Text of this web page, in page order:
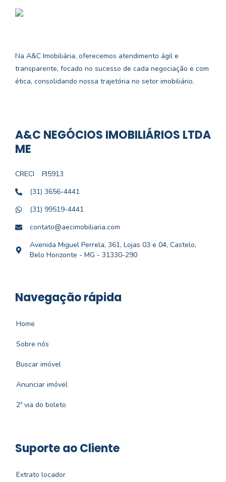
Na A&C Imobiliária, oferecemos atendimento ágil e
transparente, focado no sucesso de cada negociação e com
ética, consolidando nossa trajetória no setor imobiliário.
A&C NEGÓCIOS IMOBILIÁRIOS LTDA
ME
CRECI
PJ5913
(31) 3656-4441
(31) 99519-4441
contato@aecimobiliaria.com
Avenida Miguel Perrela, 361, Lojas 03 e 04, Castelo,
Belo Horizonte - MG - 31330-290
Navegação rápida
Home
Sobre nós
Buscar imóvel
Anunciar imóvel
2ª via do boleto
Suporte ao Cliente
Extrato locador